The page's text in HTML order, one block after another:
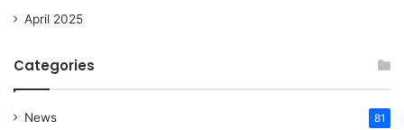
April 2025
Categories
News 81